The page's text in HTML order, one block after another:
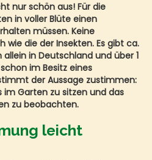
nur schön aus! Für die
in voller Blüte einen
müssen. Keine
wie die der Insekten. Es gibt ca.
in Deutschland und über 1
im Besitz eines
der Aussage zustimmen:
im Garten zu sitzen und das
zu beobachten.
leicht